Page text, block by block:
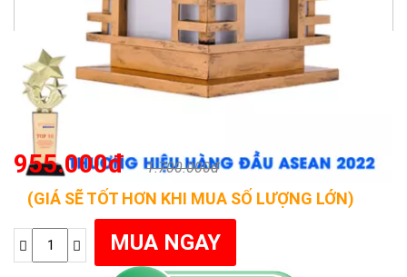
955.000đ 1.700.000đ
(GIÁ SẼ TỐT HƠN KHI MUA SỐ LƯỢNG LỚN)